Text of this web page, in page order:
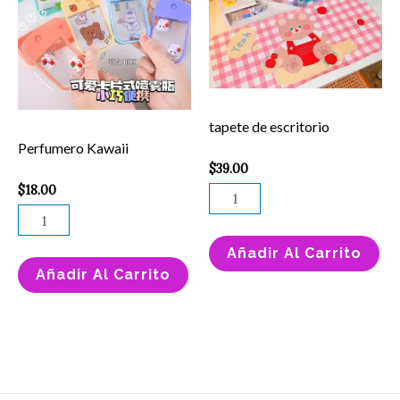
Perfumero Kawaii
$18.00
Añadir Al Carrito
tapete de escritorio
$39.00
cantidad
Añadir Al Carrito